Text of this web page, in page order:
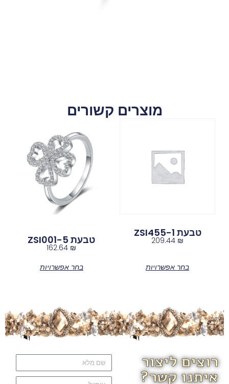
מוצרים קשורים
טבעת ZSI455-1
209.44 ₪
בחר אפשרויות
טבעת ZSI001-5
162.64 ₪
בחר אפשרויות
רוצים ליצור
איתנו קשר?